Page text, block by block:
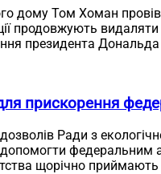
дому Том Хоман
продовжують
президента
прискорення
Ради з
федеральним
щорічно